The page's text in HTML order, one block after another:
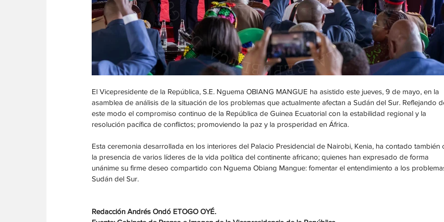
El Vicepresidente de la República, S.E. Nguema OBIANG MANGUE ha asistido este jueves, 9 de mayo, en la
asamblea de análisis de la situación de los problemas que actualmente afectan a Sudán del Sur. Reflejando
este modo el compromiso continuo de la República de Guinea Ecuatorial con la estabilidad regional y la
resolución pacífica de conflictos; promoviendo la paz y la prosperidad en África.
Esta ceremonia desarrollada en los interiores del Palacio Presidencial de Nairobi, Kenia, ha contado también
la presencia de varios líderes de la vida política del continente africano; quienes han expresado de forma
unánime su firme deseo compartido con Nguema Obiang Mangue: fomentar el entendimiento a los
Sudán del Sur.
Redacción Andrés Ondó ETOGO OYÉ.